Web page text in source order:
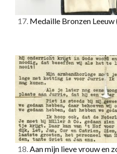
17. Medaille Bronzen Leeuw
18.Aan mijn lieve vrouw en